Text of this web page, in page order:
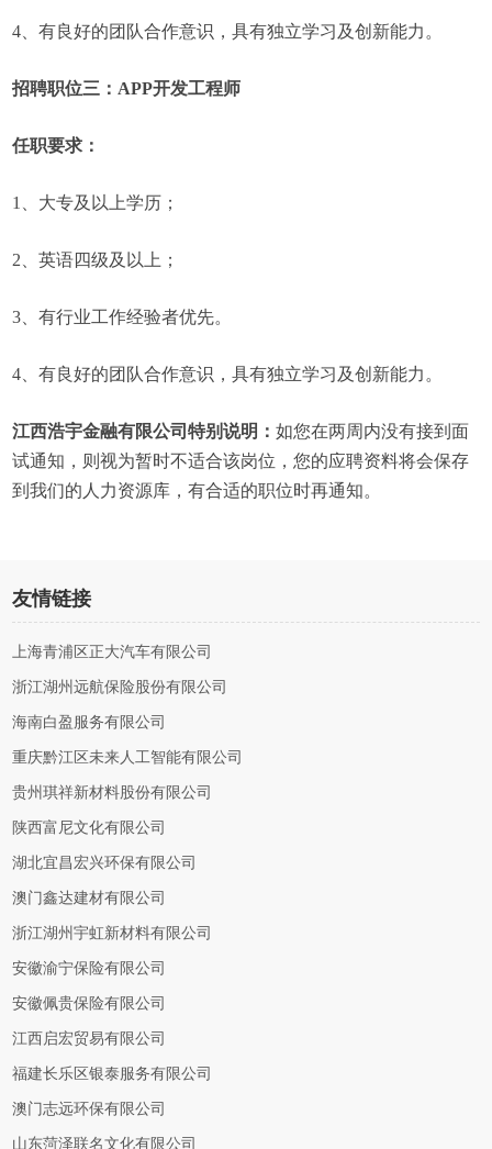
4、有良好的团队合作意识，具有独立学习及创新能力。
招聘职位三：APP开发工程师
任职要求：
1、大专及以上学历；
2、英语四级及以上；
3、有行业工作经验者优先。
4、有良好的团队合作意识，具有独立学习及创新能力。
江西浩宇金融有限公司特别说明：如您在两周内没有接到面
试通知，则视为暂时不适合该岗位，您的应聘资料将会保存
到我们的人力资源库，有合适的职位时再通知。
友情链接
上海青浦区正大汽车有限公司
浙江湖州远航保险股份有限公司
海南白盈服务有限公司
重庆黔江区未来人工智能有限公司
贵州琪祥新材料股份有限公司
陕西富尼文化有限公司
湖北宜昌宏兴环保有限公司
澳门鑫达建材有限公司
浙江湖州宇虹新材料有限公司
安徽渝宁保险有限公司
安徽佩贵保险有限公司
江西启宏贸易有限公司
福建长乐区银泰服务有限公司
澳门志远环保有限公司
山东菏泽联名文化有限公司